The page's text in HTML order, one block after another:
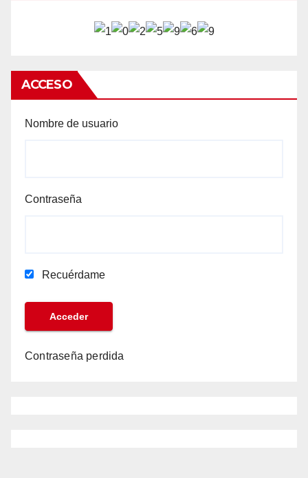
ACCESO
Nombre de usuario
Contraseña
Recuérdame
Contraseña perdida